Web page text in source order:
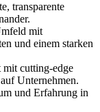
transparente
mit
und einem starken
cutting-edge
Unternehmen.
und Erfahrung in